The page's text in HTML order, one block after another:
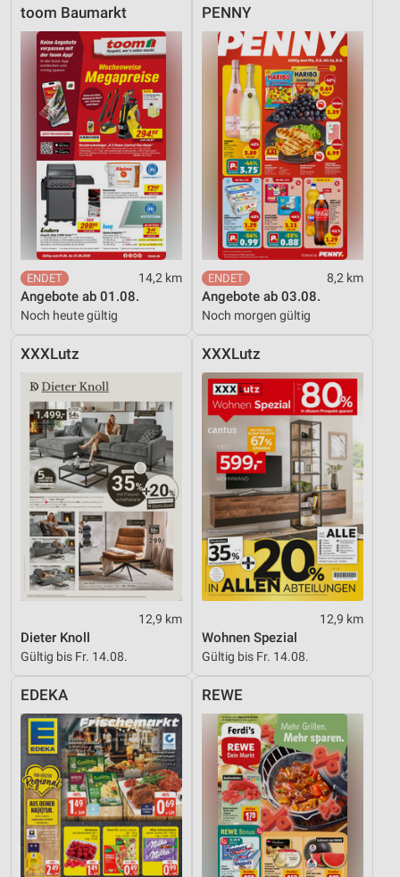
toom Baumarkt
14,2 km
Angebote ab 01.08.
Noch heute gültig
PENNY
8,2 km
Angebote ab 03.08.
Noch morgen gültig
XXXLutz
12,9 km
Dieter Knoll
Gültig bis Fr. 14.08.
XXXLutz
12,9 km
Wohnen Spezial
Gültig bis Fr. 14.08.
EDEKA REWE